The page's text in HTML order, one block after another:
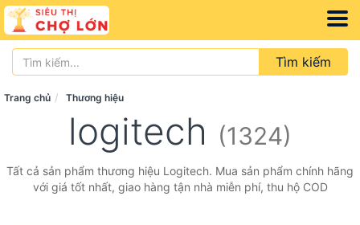
Tìm kiếm
Trang chủ Thương hiệu
logitech (1324)
Tất cả sản phẩm thương hiệu Logitech. Mua sản phẩm chính hãng
với giá tốt nhất, giao hàng tận nhà miễn phí, thu hộ COD